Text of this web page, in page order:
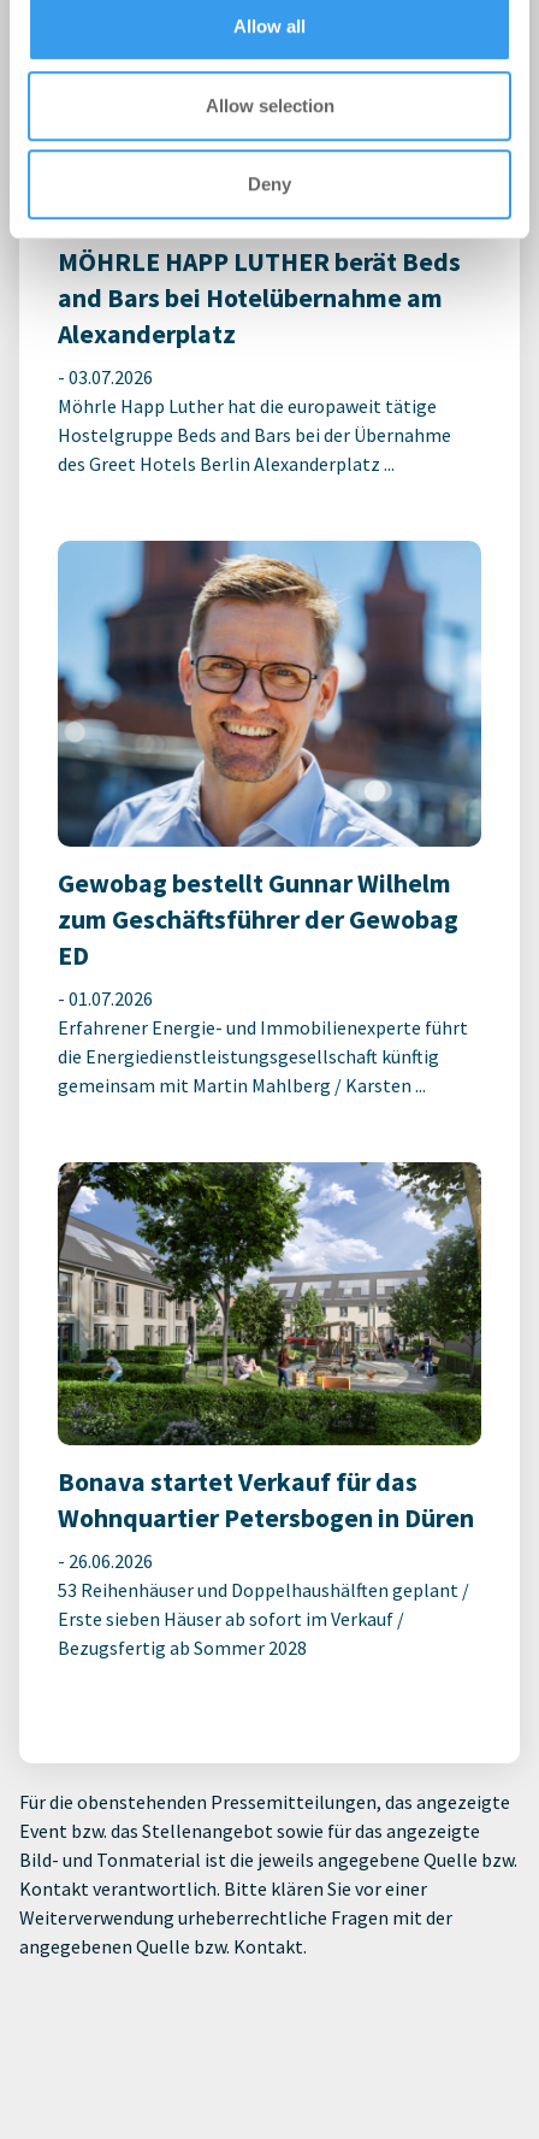
Allow all
Allow selection
Deny
Schulcampus Eberswalde-Finow
-07.07.2026
Login für den ganzen Artikel Wenn noch nicht
registriert, erstellen Sie sich jetzt Ihren
MÖHRLE HAPP LUTHER berät Beds
and Bars bei Hotelübernahme am
Alexanderplatz
- 03.07.2026
Möhrle Happ Luther hat die europaweit tätige
Hostelgruppe Beds and Bars bei der Übernahme
des Greet Hotels Berlin Alexanderplatz ...
Gewobag bestellt Gunnar Wilhelm
zum Geschäftsführer der Gewobag
ED
- 01.07.2026
Erfahrener Energie- und Immobilienexperte führt
die Energiedienstleistungsgesellschaft künftig
gemeinsam mit Martin Mahlberg / Karsten ...
Bonava startet Verkauf für das
Wohnquartier Petersbogen in Düren
- 26.06.2026
53 Reihenhäuser und Doppelhaushälften geplant /
Erste sieben Häuser ab sofort im Verkauf /
Bezugsfertig ab Sommer 2028
Für die obenstehenden Pressemitteilungen, das angezeigte
Event bzw. das Stellenangebot sowie für das angezeigte
Bild- und Tonmaterial ist die jeweils angegebene Quelle bzw.
Kontakt verantwortlich. Bitte klären Sie vor einer
Weiterverwendung urheberrechtliche Fragen mit der
angegebenen Quelle bzw. Kontakt.